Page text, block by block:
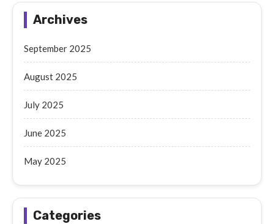
Archives
September 2025
August 2025
July 2025
June 2025
May 2025
Categories